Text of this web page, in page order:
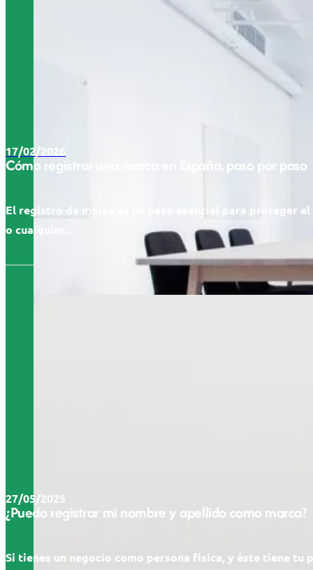
17/02/2026
Cómo registrar una marca en España, paso por paso
El registro de marca es un paso esencial para proteger
o cualquier...
27/05/2025
¿Puedo registrar mi nombre y apellido como marca?
Si tienes un negocio como persona física, y éste tiene tu